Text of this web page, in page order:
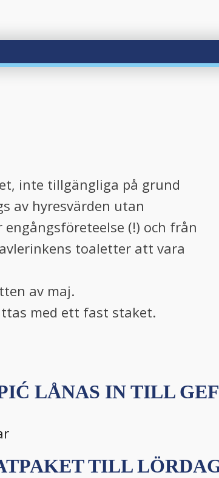
inte tillgängliga på grund
av hyresvärden utan
(!) och från
toaletter att vara
av maj.
med ett fast staket.
LÅNAS IN TILL
TILL